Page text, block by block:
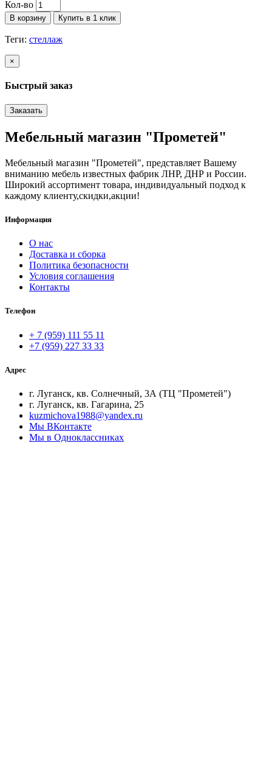
Кол-во
В корзину Купить в 1 клик
Теги: стеллаж
×
Быстрый заказ
Заказать
Мебельный магазин "Прометей"
Мебельный магазин "Прометей", представляет Вашему
вниманию мебель известных фабрик ЛНР, ДНР и России.
Широкий ассортимент товара, индивидуальный подход к
каждому клиенту,скидки,акции!
Информация
О нас
Доставка и сборка
Политика безопасности
Условия соглашения
Контакты
Телефон
+ 7 (959) 111 55 11
+7 (959) 227 33 33
Адрес
г. Луганск, кв. Солнечный, 3А (ТЦ "Прометей")
г. Луганск, кв. Гагарина, 25
kuzmichova1988@yandex.ru
Мы ВКонтакте
Мы в Одноклассниках